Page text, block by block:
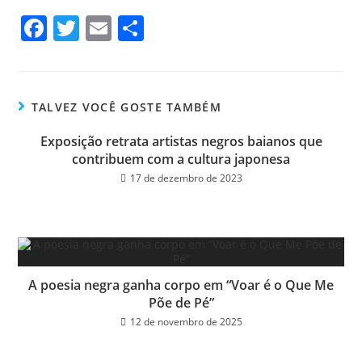
Fa
ok
T
er
E
TALVEZ VOCÊ GOSTE TAMBÉM
Exposição retrata artistas negros baianos que
contribuem com a cultura japonesa
17 de dezembro de 2023
A poesia negra ganha corpo em “Voar é o Que Me
Põe de Pé”
12 de novembro de 2025